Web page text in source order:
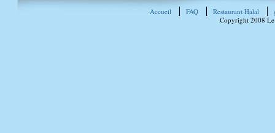
Accueil FAQ Restaurant Halal
Copyright 2008